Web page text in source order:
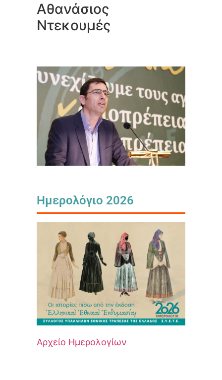
Αθανάσιος
Ντεκουμές
Ημερολόγιο 2026
Αρχείο Ημερολογίων